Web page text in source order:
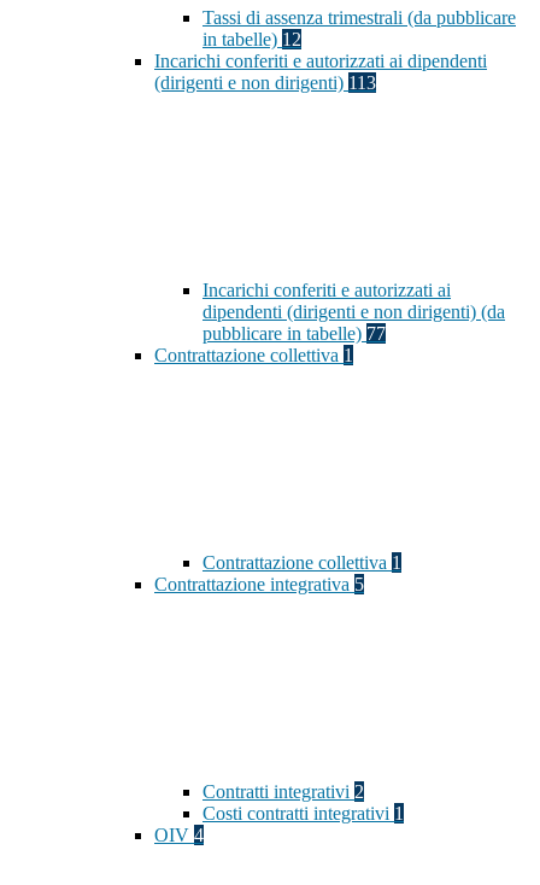
Tassi di assenza trimestrali (da pubblicare
in tabelle) 12
Incarichi conferiti e autorizzati ai dipendenti
(dirigenti e non dirigenti) 113
Incarichi conferiti e autorizzati ai
dipendenti (dirigenti e non dirigenti) (da
pubblicare in tabelle) 77
Contrattazione collettiva 1
Contrattazione collettiva 1
Contrattazione integrativa 5
Contratti integrativi 2
Costi contratti integrativi 1
OIV 4